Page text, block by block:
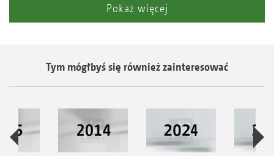
Pokaż więcej
Tym mógłbyś się również zainteresować